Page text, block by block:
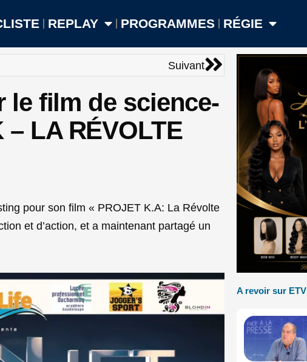
REPLAY PROGRAMMES RÉGIE
SuivantSuivant
le film de science-
LA RÉVOLTE
pour son film « PROJET K.A: La Révolte
et d’action, et a maintenant partagé un
A revoir sur ETV